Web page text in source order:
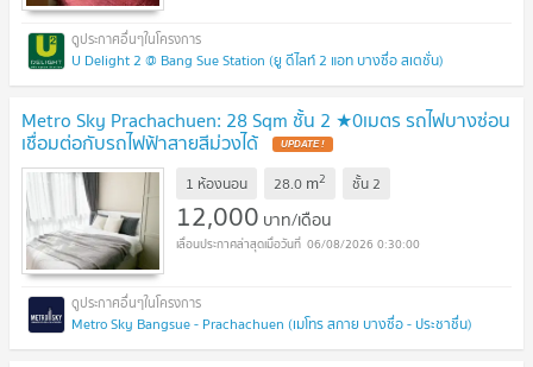
U Delight 2 @ Bang Sue Station (ยู ดีไลท์ 2 แอท บางซื่อ สเตชั่น)
Metro Sky Prachachuen: 28 Sqm ชั้น 2 ★0เมตร รถไฟบางซ่อน
เชื่อมต่อกับรถไฟฟ้าสายสีม่วงได้
1 ห้องนอน 28.0 m2 ชั้น2
12,000 บาท/เดือน
06/08/2026 0:30:00
Metro Sky Bangsue - Prachachuen (เมโทร สกาย บางซื่อ - ประชาชื่น)